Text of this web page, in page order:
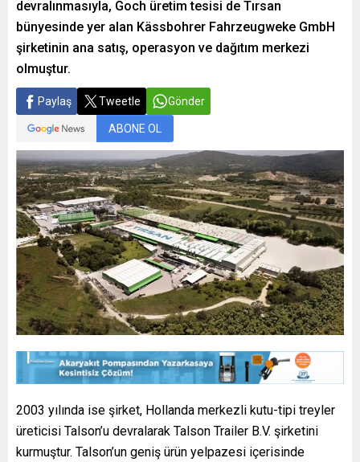
devralınmasıyla, Goch üretim tesisi de Tırsan
bünyesinde yer alan Kässbohrer Fahrzeugweke GmbH
şirketinin ana satış, operasyon ve dağıtım merkezi
olmuştur.
Paylaş Tweetle Gönder
ABONE OL
2003 yılında ise şirket, Hollanda merkezli kutu-tipi treyler
üreticisi Talson’u devralarak Talson Trailer B.V. şirketini
kurmuştur. Talson’un geniş ürün yelpazesi içerisinde